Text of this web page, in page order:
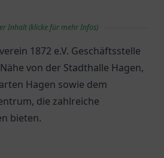
Inhalt (klicke für mehr Infos)
1872 e.V. Geschäftsstelle
von der Stadthalle Hagen,
Hagen sowie dem
die zahlreiche
bieten.